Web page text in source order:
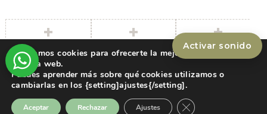
Utilizamos cookies para ofrecerte la mejor experiencia en
nuestra web.
Puedes aprender más sobre qué cookies utilizamos o
cambiarlas en los {setting]ajustes{/setting].
Aceptar Rechazar Ajustes Cerrar el banner de
Activar sonido
Compare